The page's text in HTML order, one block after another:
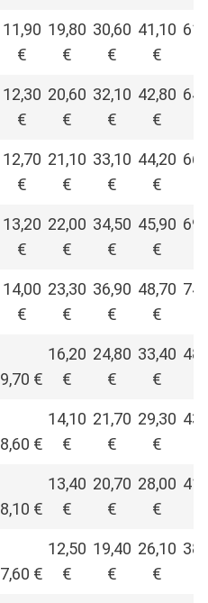
11,90
€
19,80
€
30,60
€
41,10
€
12,30
€
20,60
€
32,10
€
42,80
€
12,70
€
21,10
€
33,10
€
44,20
€
13,20
€
22,00
€
34,50
€
45,90
€
14,00
€
23,30
€
36,90
€
48,70
€
9,70 €
16,20
€
24,80
€
33,40
€
8,60 €
14,10
€
21,70
€
29,30
€
8,10 €
13,40
€
20,70
€
28,00
€
7,60 €
12,50
€
19,40
€
26,10
€